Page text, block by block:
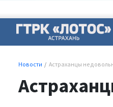
Новости Астраханцы